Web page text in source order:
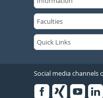
Social media channels